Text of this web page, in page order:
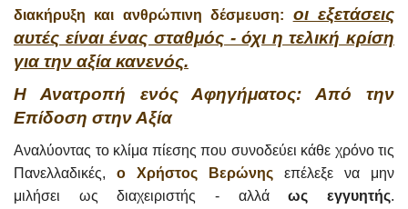
διακήρυξη και ανθρώπινη δέσμευση: οι εξετάσεις
αυτές είναι ένας σταθμός - όχι η τελική κρίση
για την αξία κανενός.
Η Ανατροπή ενός Αφηγήματος: Από την
Επίδοση στην Αξία
Αναλύοντας το κλίμα πίεσης που συνοδεύει κάθε χρόνο τις
Πανελλαδικές, ο Χρήστος Βερώνης
επέλεξε να μην
μιλήσει ως διαχειριστής - αλλάως εγγυητής.